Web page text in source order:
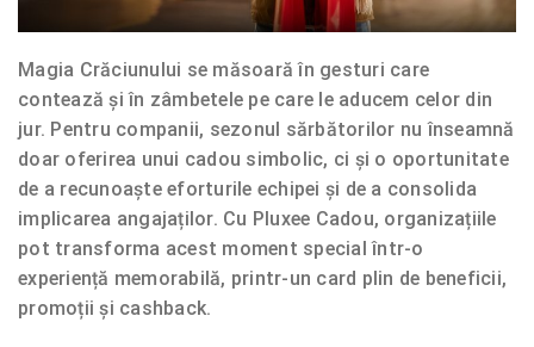
Magia Crăciunului se măsoară în gesturi care
contează și în zâmbetele pe care le aducem celor din
jur. Pentru companii, sezonul sărbătorilor nu înseamnă
doar oferirea unui cadou simbolic, ci și o oportunitate
de a recunoaște eforturile echipei și de a consolida
implicarea angajaților. Cu Pluxee Cadou, organizațiile
pot transforma acest moment special într-o
experiență memorabilă, printr-un card plin de beneficii,
promoții și cashback.